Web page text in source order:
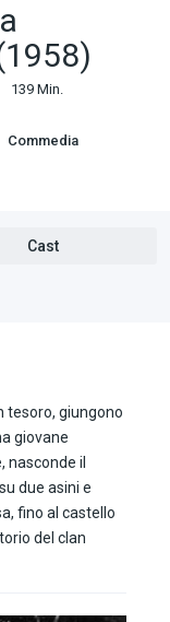
139 Min.
Commedia
Cast
tesoro, giungono
giovane
nasconde il
due asini e
fino al castello
del clan